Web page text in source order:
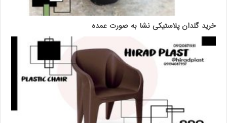
خرید گلدان پلاستیکی نشا به صورت عمده